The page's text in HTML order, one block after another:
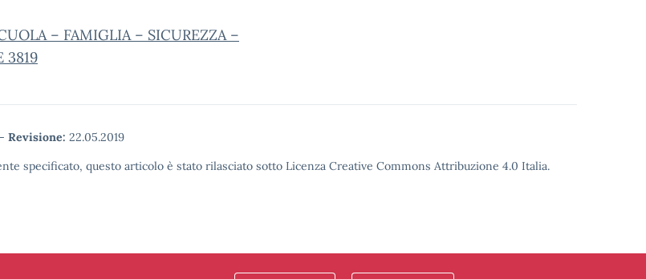
– FAMIGLIA – SICUREZZA –
3819
- Revisione: 22.05.2019
specificato, questo articolo è stato rilasciato sotto Licenza Creative Commons Attribuzione 4.0 Italia.